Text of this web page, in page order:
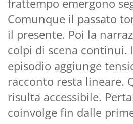
Comunque il passato
il presente. Poi la
colpi di scena continui.
episodio aggiunge
racconto resta lineare.
risulta accessibile.
coinvolge fin dalle